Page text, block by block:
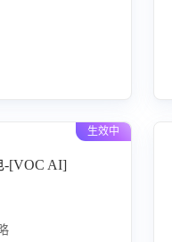
生效中
-[VOC AI]